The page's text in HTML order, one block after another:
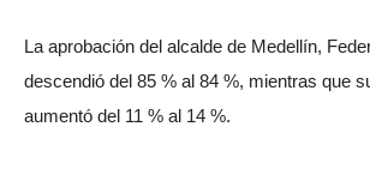
La aprobación del alcalde de Medellín,
descendió del 85 % al 84 %, mientras que
aumentó del 11 % al 14 %.